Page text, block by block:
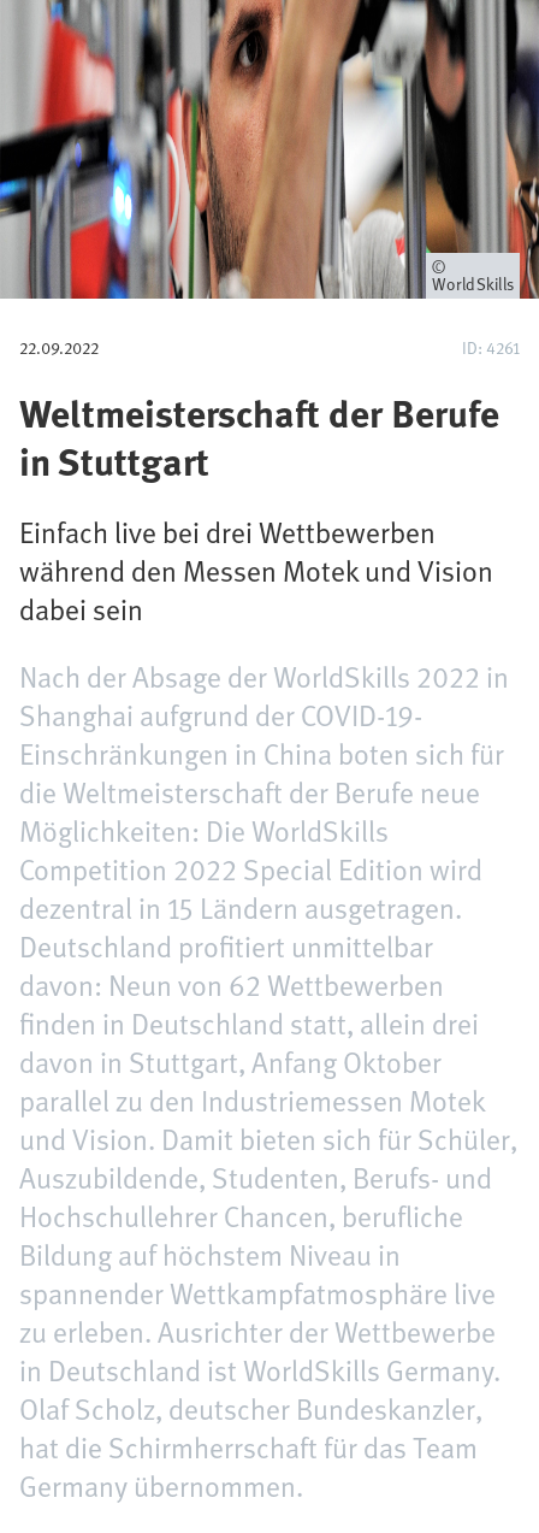
a
t
i
n
Eigentümer
WorldSkills
22.09.2022 ID: 4261
Weltmeisterschaft der Berufe
in Stuttgart
Einfach live bei drei Wettbewerben
während den Messen Motek und Vision
dabei sein
Nach der Absage der WorldSkills 2022 in
Shanghai aufgrund der COVID-19-
Einschränkungen in China boten sich für
die Weltmeisterschaft der Berufe neue
Möglichkeiten: Die WorldSkills
Competition 2022 Special Edition wird
dezentral in 15 Ländern ausgetragen.
Deutschland profitiert unmittelbar
davon: Neun von 62 Wettbewerben
finden in Deutschland statt, allein drei
davon in Stuttgart, Anfang Oktober
parallel zu den Industriemessen Motek
und Vision. Damit bieten sich für Schüler,
Auszubildende, Studenten, Berufs- und
Hochschullehrer Chancen, berufliche
Bildung auf höchstem Niveau in
spannender Wettkampfatmosphäre live
zu erleben. Ausrichter der Wettbewerbe
in Deutschland ist WorldSkills Germany.
Olaf Scholz, deutscher Bundeskanzler,
hat die Schirmherrschaft für das Team
Germany übernommen.